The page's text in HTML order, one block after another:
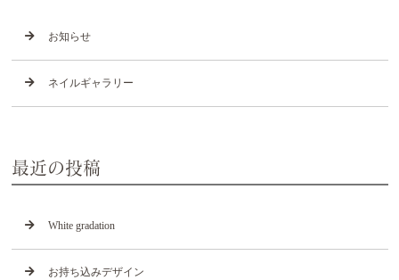
お知らせ
ネイルギャラリー
最近の投稿
White gradation
お持ち込みデザイン